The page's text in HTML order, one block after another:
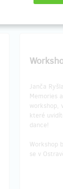
Janča
Memories
workshop,
které
dance!
Workshop
se v